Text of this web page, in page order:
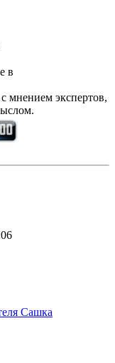
в
мнением экспертов,
Сашка